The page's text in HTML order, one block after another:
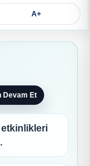
A+
Devam Et
etkinlikleri